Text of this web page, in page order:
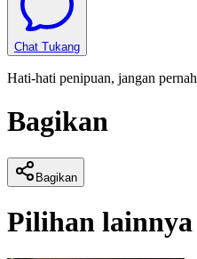
Chat Tukang
Hati-hati penipuan, jangan
Bagikan
Bagikan
Pilihan